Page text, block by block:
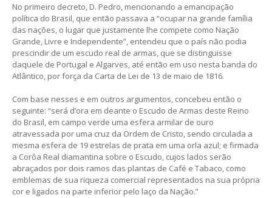
No primeiro decreto, D. Pedro, mencionando a emancipação
política do Brasil, que então passava a “ocupar na grande família
das nações, o lugar que justamente lhe compete como Nação
Grande, Livre e Independente”, entendeu que o país não podia
prescindir de um escudo real de armas, que se distinguisse
daquele de Portugal e Algarves, até então em uso nesta banda do
Atlântico, por força da Carta de Lei de 13 de maio de 1816.
Com base nesses e em outros argumentos, concebeu então o
seguinte: “será d’ora em deante o Escudo de Armas deste Reino
do Brasil, em campo verde uma esfera armilar de ouro
atravessada por uma cruz da Ordem de Cristo, sendo circulada a
mesma esfera de 19 estrelas de prata em uma orla azul; e firmada
a Corôa Real diamantina sobre o Escudo, cujos lados serão
abraçados por dois ramos das plantas de Café e Tabaco, como
emblemas de sua riqueza comercial representados na sua própria
cor e ligados na parte inferior pelo laço da Nação.”